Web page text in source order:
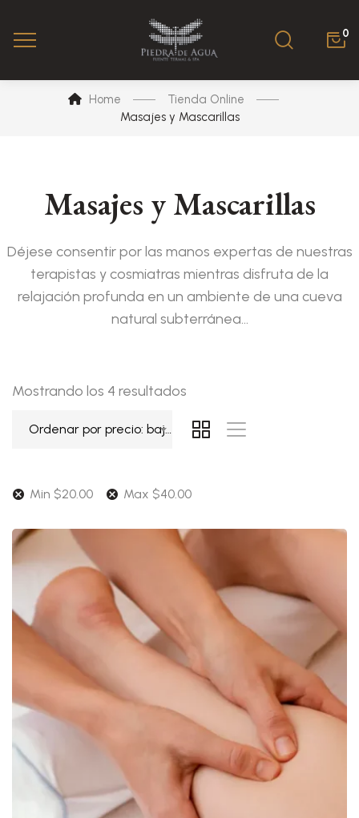
0
Home
Tienda Online
Masajes y Mascarillas
Masajes y Mascarillas
Déjese consentir por las manos expertas de nuestras
terapistas y cosmiatras mientras disfruta de la
relajación profunda en un ambiente de una cueva
natural subterránea…
Mostrando los 4 resultados
precio:
alto
Ordenar por precio: bajo a alto
Min $20.00 Max $40.00